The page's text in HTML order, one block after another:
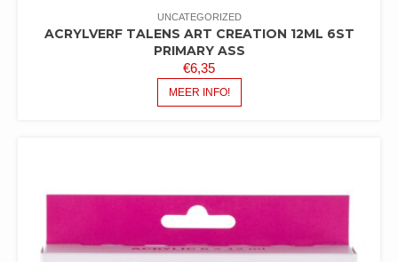
UNCATEGORIZED
ACRYLVERF TALENS ART CREATION 12ML 6ST
PRIMARY ASS
€6,35
MEER INFO!